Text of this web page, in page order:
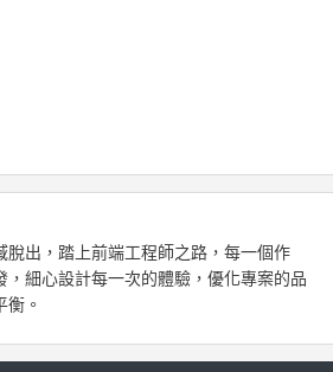
脫出，踏上前端工程師之路，每一個作
，細心設計每一次的體驗，優化專案的品
。